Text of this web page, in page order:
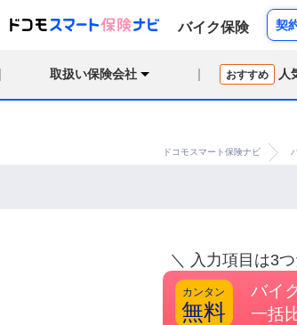
バイク保険 契
取扱い保険会社 おすすめ 人
ドコモスマート保険ナビ
＼ 入力項目は3
カンタン
無料
バイ
一括